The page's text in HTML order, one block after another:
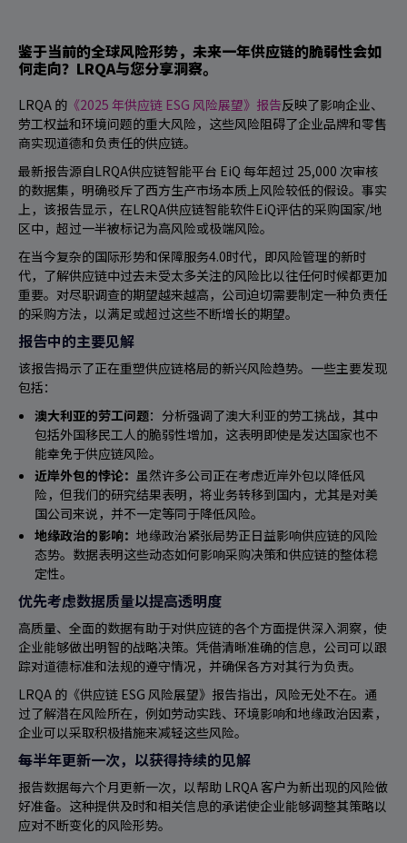
鉴于当前的全球风险形势，未来一年供应链的脆弱性会如
何走向？LRQA与您分享洞察。
LRQA 的 《2025 年供应链 ESG 风险展望》报告反映了影响企业、
劳工权益和环境问题的重大风险，这些风险阻碍了企业品牌和零售
商实现道德和负责任的供应链。
最新报告源自LRQA供应链智能平台 EiQ 每年超过 25,000 次审核
的数据集，明确驳斥了西方生产市场本质上风险较低的假设。事实
上，该报告显示，在LRQA供应链智能软件EiQ评估的采购国家/地
区中，超过一半被标记为高风险或极端风险。
在当今复杂的国际形势和保障服务4.0时代，即风险管理的新时
代，了解供应链中过去未受太多关注的风险比以往任何时候都更加
重要。对尽职调查的期望越来越高，公司迫切需要制定一种负责任
的采购方法，以满足或超过这些不断增长的期望。
报告中的主要见解
该报告揭示了正在重塑供应链格局的新兴风险趋势。一些主要发现
包括：
澳大利亚的劳工问题：分析强调了澳大利亚的劳工挑战，其中
包括外国移民工人的脆弱性增加，这表明即使是发达国家也不
能幸免于供应链风险。
近岸外包的悖论： 虽然许多公司正在考虑近岸外包以降低风
险，但我们的研究结果表明，将业务转移到国内，尤其是对美
国公司来说，并不一定等同于降低风险。
地缘政治的影响： 地缘政治紧张局势正日益影响供应链的风险
态势。数据表明这些动态如何影响采购决策和供应链的整体稳
定性。
优先考虑数据质量以提高透明度
高质量、全面的数据有助于对供应链的各个方面提供深入洞察，使
企业能够做出明智的战略决策。凭借清晰准确的信息，公司可以跟
踪对道德标准和法规的遵守情况，并确保各方对其行为负责。
LRQA 的《供应链 ESG 风险展望》报告指出，风险无处不在。通
过了解潜在风险所在，例如劳动实践、环境影响和地缘政治因素，
企业可以采取积极措施来减轻这些风险。
每半年更新一次，以获得持续的见解
报告数据每六个月更新一次，以帮助 LRQA 客户为新出现的风险做
好准备。这种提供及时和相关信息的承诺使企业能够调整其策略以
应对不断变化的风险形势。